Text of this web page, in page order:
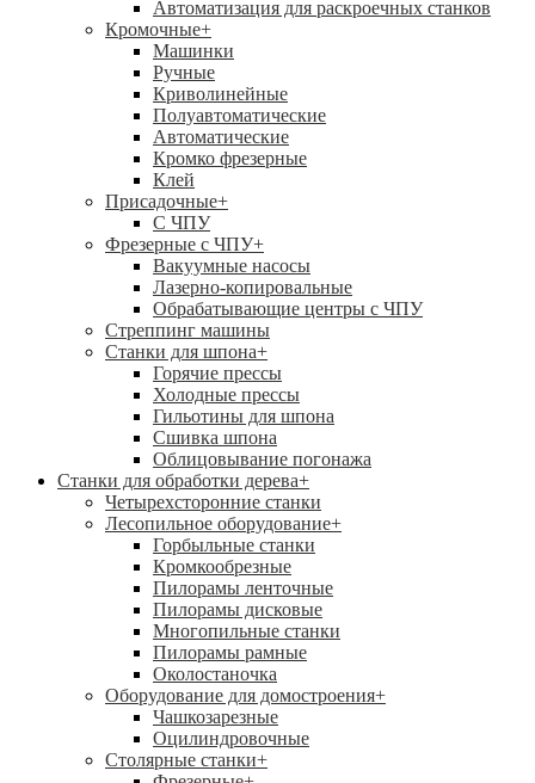
Автоматизация для раскроечных станков
Кромочные+
Машинки
Ручные
Криволинейные
Полуавтоматические
Автоматические
Кромко фрезерные
Клей
Присадочные+
С ЧПУ
Фрезерные с ЧПУ+
Вакуумные насосы
Лазерно-копировальные
Обрабатывающие центры с ЧПУ
Стреппинг машины
Станки для шпона+
Горячие прессы
Холодные прессы
Гильотины для шпона
Сшивка шпона
Облицовывание погонажа
Станки для обработки дерева+
Четырехсторонние станки
Лесопильное оборудование+
Горбыльные станки
Кромкообрезные
Пилорамы ленточные
Пилорамы дисковые
Многопильные станки
Пилорамы рамные
Околостаночка
Оборудование для домостроения+
Чашкозарезные
Оцилиндровочные
Столярные станки+